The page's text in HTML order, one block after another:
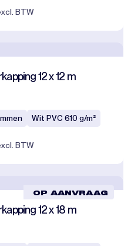
BTW
12 x 12 m
Wit PVC 610 g/m²
BTW
OP AANVRAAG
12 x 18 m